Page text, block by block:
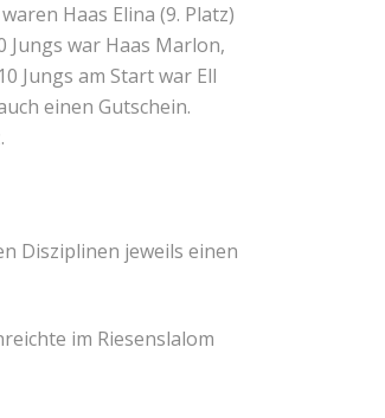
Haas Elina (9. Platz)
Jungs war Haas Marlon,
Jungs am Start war Ell
einen Gutschein.
Disziplinen jeweils einen
im Riesenslalom